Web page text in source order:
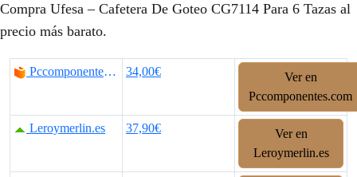
Compra Ufesa – Cafetera De Goteo CG7114 Para 6 Tazas al
precio más barato.
Pccomponentes.com 34,00€
Ver en
Pccomponentes.com
Leroymerlin.es 37,90€
Ver en
Leroymerlin.es